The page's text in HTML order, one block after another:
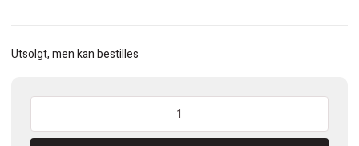
Utsolgt, men kan bestilles
12mm